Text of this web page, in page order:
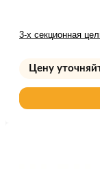
3-х секционная
Цену